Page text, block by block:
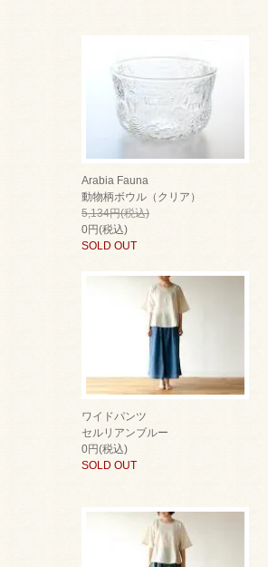
Arabia Fauna
動物柄ボウル（クリア）
5,134円(税込)
0円(税込)
SOLD OUT
ワイドパンツ
セルリアンブルー
0円(税込)
SOLD OUT